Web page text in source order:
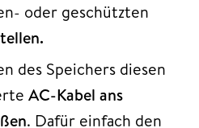
oder geschützten
des Speichers diesen
AC-Kabel ans
. Dafür einfach den